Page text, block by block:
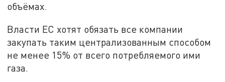
объёмах.
Власти ЕС хотят обязать все компании
закупать таким централизованным способом
не менее 15% от всего потребляемого ими
газа.